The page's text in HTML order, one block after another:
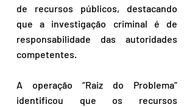
de recursos públicos, destacando
que a investigação criminal é de
responsabilidade das autoridades
competentes.
A operação “Raiz do Problema”
identificou que os recursos